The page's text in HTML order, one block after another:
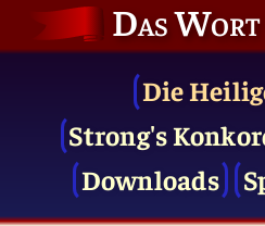
Das
Die
Strong's
Downloads